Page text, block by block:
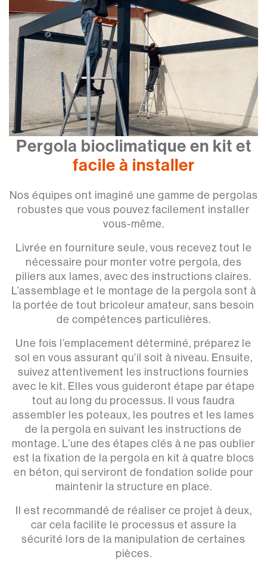
Pergola bioclimatique en kit et
facile à installer
Nos équipes ont imaginé une gamme de pergolas
robustes que vous pouvez facilement installer
vous-même.
Livrée en fourniture seule, vous recevez tout le
nécessaire pour monter votre pergola, des
piliers aux lames, avec des instructions claires.
L’assemblage et le montage de la pergola sont à
la portée de tout bricoleur amateur, sans besoin
de compétences particulières.
Une fois l’emplacement déterminé, préparez le
sol en vous assurant qu’il soit à niveau. Ensuite,
suivez attentivement les instructions fournies
avec le kit. Elles vous guideront étape par étape
tout au long du processus. Il vous faudra
assembler les poteaux, les poutres et les lames
de la pergola en suivant les instructions de
montage. L’une des étapes clés à ne pas oublier
est la fixation de la pergola en kit à quatre blocs
en béton, qui serviront de fondation solide pour
maintenir la structure en place.
Il est recommandé de réaliser ce projet à deux,
car cela facilite le processus et assure la
sécurité lors de la manipulation de certaines
pièces.